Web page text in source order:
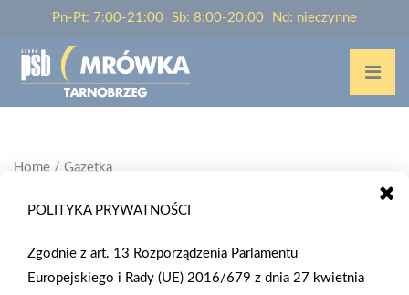
Pn-Pt: 7:00-21:00 Sb: 8:00-20:00 Nd: nieczynne
Home / Gazetka
GAZETKA
POLITYKA PRYWATNOŚCI
Zgodnie z art. 13 Rozporządzenia Parlamentu
Europejskiego i Rady (UE) 2016/679 z dnia 27 kwietnia